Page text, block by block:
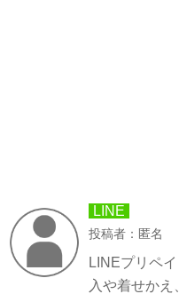
LINE
投稿者：匿名
LINEプリペ
入や着せか